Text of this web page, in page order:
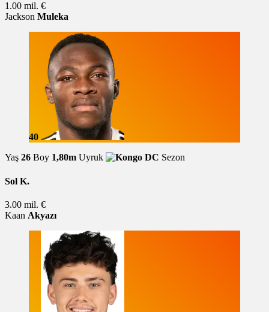
1.00 mil. €
Jackson Muleka
40
Yaş 26 Boy 1,80m Uyruk Sezon
Sol K.
3.00 mil. €
Kaan Akyazı